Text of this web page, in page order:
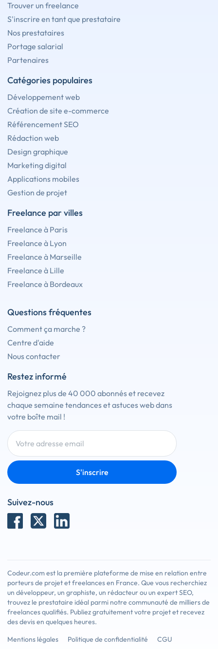
Trouver un freelance
S'inscrire en tant que prestataire
Nos prestataires
Portage salarial
Partenaires
Catégories populaires
Développement web
Création de site e-commerce
Référencement SEO
Rédaction web
Design graphique
Marketing digital
Applications mobiles
Gestion de projet
Freelance par villes
Freelance à Paris
Freelance à Lyon
Freelance à Marseille
Freelance à Lille
Freelance à Bordeaux
Questions fréquentes
Comment ça marche ?
Centre d'aide
Nous contacter
Restez informé
Rejoignez plus de 40 000 abonnés et recevez
chaque semaine tendances et astuces web dans
votre boîte mail !
S'inscrire
Suivez-nous
Codeur.com est la première plateforme de mise en relation entre
porteurs de projet et freelances en France. Que vous recherchiez
un développeur, un graphiste, un rédacteur ou un expert SEO,
trouvez le prestataire idéal parmi notre communauté de milliers de
freelances qualifiés. Publiez gratuitement votre projet et recevez
des devis en quelques heures.
Mentions légales
Politique de confidentialité CGU